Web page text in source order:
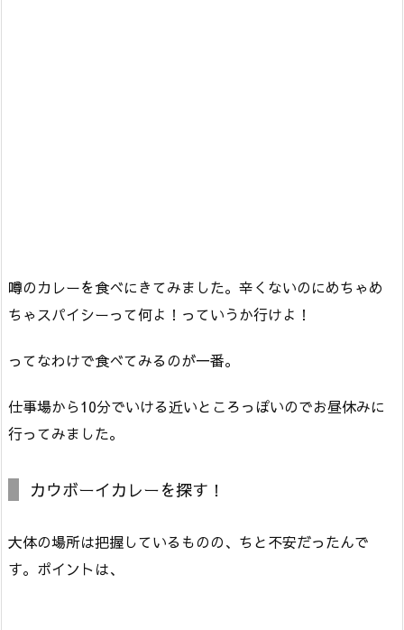
噂のカレーを食べにきてみました。辛くないのにめちゃめ
ちゃスパイシーって何よ！っていうか行けよ！
ってなわけで食べてみるのが一番。
仕事場から10分でいける近いところっぽいのでお昼休みに
行ってみました。
カウボーイカレーを探す！
大体の場所は把握しているものの、ちと不安だったんで
す。ポイントは、